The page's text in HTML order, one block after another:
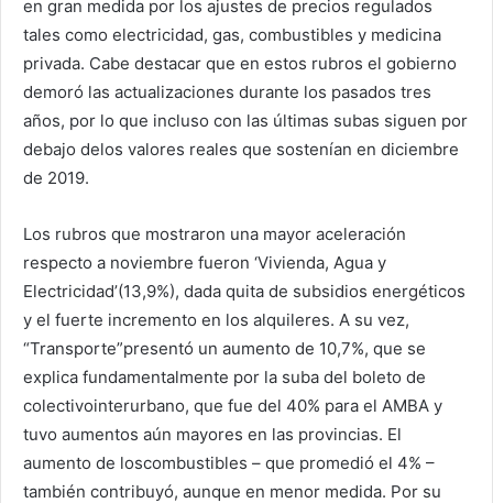
en gran medida por los ajustes de precios regulados
tales como electricidad, gas, combustibles y medicina
privada. Cabe destacar que en estos rubros el gobierno
demoró las actualizaciones durante los pasados tres
años, por lo que incluso con las últimas subas siguen por
debajo delos valores reales que sostenían en diciembre
de 2019.
Los rubros que mostraron una mayor aceleración
respecto a noviembre fueron ‘Vivienda, Agua y
Electricidad’(13,9%), dada quita de subsidios energéticos
y el fuerte incremento en los alquileres. A su vez,
“Transporte”presentó un aumento de 10,7%, que se
explica fundamentalmente por la suba del boleto de
colectivointerurbano, que fue del 40% para el AMBA y
tuvo aumentos aún mayores en las provincias. El
aumento de loscombustibles – que promedió el 4% –
también contribuyó, aunque en menor medida. Por su